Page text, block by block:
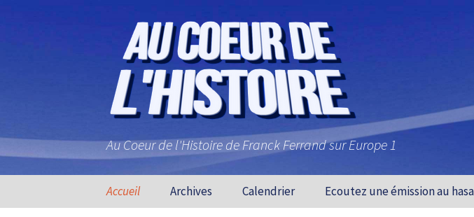
Au Coeur de l'Histoire de Franck Ferrand sur Europe 1
Aller au contenu principal
Accueil Archives Calendrier Ecoutez une émission au